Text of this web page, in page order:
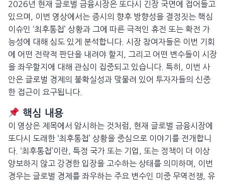
2026년 현재 글로벌 금융시장은 또다시 긴장 국면에 접어들고
있으며, 이번 영상에서는 증시의 향후 방향성을 결정짓는 핵심
이슈인 ‘최후통첩’ 상황과 그에 따른 극적인 휴전 또는 확전 가
능성에 대해 심도 있게 분석합니다. 시장 참여자들은 이번 기회
에 어떤 전략적 판단을 내려야 할지, 그리고 어떤 변수들이 시장
을 좌우할지에 대해 관심이 집중되고 있습니다. 특히, 이번 사
안은 글로벌 경제의 불확실성과 맞물려 있어 투자자들의 신중
한 접근이 요구됩니다.
핵심 내용
이 영상은 제목에서 암시하는 것처럼, 현재 글로벌 금융시장에
또다시 도래한 ‘최후통첩’ 상황을 중심으로 이야기를 전개합니
다. ‘최후통첩’이란, 특정 국가 또는 기업, 또는 정책이 더 이상
양보하지 않고 강경한 입장을 고수하는 상태를 의미하며, 이번
경우는 글로벌 경제를 좌우하는 주요 변수인 미중 무역전쟁, 유